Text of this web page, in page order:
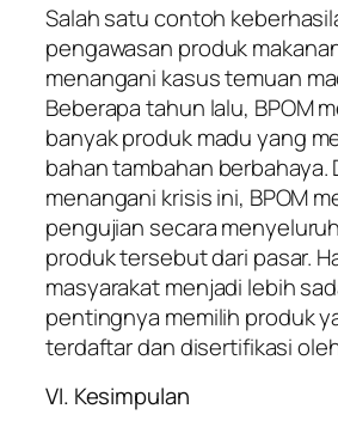
Salah satu contoh
pengawasan produk
menangani kasus temuan
Beberapa tahun lalu, BPOM
banyak produk madu yang
bahan tambahan berbahaya.
menangani krisis ini, BPOM
pengujian secara
produk tersebut dari pasar.
masyarakat menjadi lebih
pentingnya memilih produk
terdaftar dan disertifikasi
VI. Kesimpulan